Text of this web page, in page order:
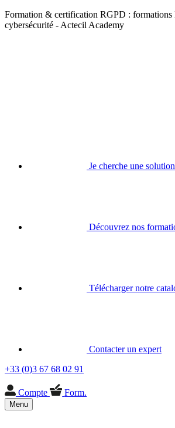
Formation & certification RGPD : formations
cybersécurité - Actecil Academy
Je cherche une solution
Découvrez nos
Télécharger notre
Contacter un expert
+33 (0)3 67 68 02 91
Compte Form.
Menu